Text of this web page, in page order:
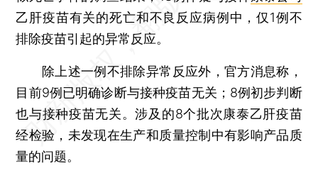
乙肝疫苗有关的死亡和不良反应病例中，仅1例不
排除疫苗引起的异常反应。
除上述一例不排除异常反应外，官方消息称，
目前9例已明确诊断与接种疫苗无关；8例初步判断
也与接种疫苗无关。涉及的8个批次康泰乙肝疫苗
经检验，未发现在生产和质量控制中有影响产品质
量的问题。